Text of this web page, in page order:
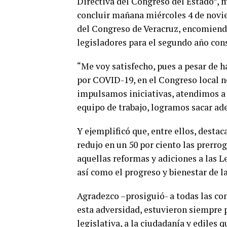
concluir mañana miércoles 4 de
del Congreso de Veracruz,
legisladores para el segundo año
“Me voy satisfecho, pues a pesar
por COVID-19, en el Congreso local
impulsamos iniciativas, atendimos
equipo de trabajo, logramos sacar
Y ejemplificó que, entre ellos,
redujo en un 50 por ciento las
aquellas reformas y adiciones a las
así como el progreso y bienestar de
Agradezco –prosiguió- a todas las
esta adversidad, estuvieron siempre
legislativa, a la ciudadanía y ediles